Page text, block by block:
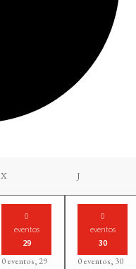
Xmiércoles Jjueves
0
eventos
29
0 eventos,29
0
eventos
30
0 eventos, 30